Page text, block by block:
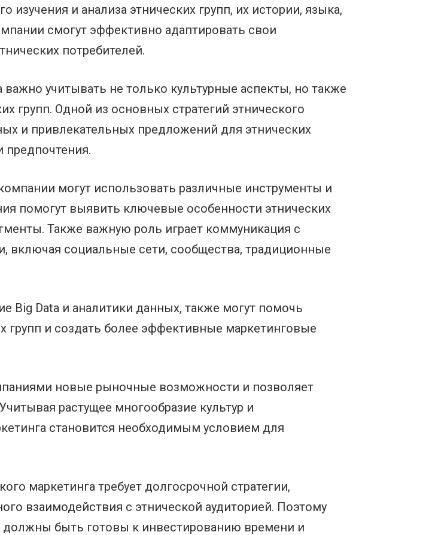
изучения и анализа этнических групп, их истории, языка,
смогут эффективно адаптировать свои
потребителей.
учитывать не только культурные аспекты, но также
групп. Одной из основных стратегий этнического
и привлекательных предложений для этнических
предпочтения.
могут использовать различные инструменты и
помогут выявить ключевые особенности этнических
Также важную роль играет коммуникация с
включая социальные сети, сообщества, традиционные
Big Data и аналитики данных, также могут помочь
групп и создать более эффективные маркетинговые
новые рыночные возможности и позволяет
растущее многообразие культур и
становится необходимым условием для
маркетинга требует долгосрочной стратегии,
взаимодействия с этнической аудиторией. Поэтому
должны быть готовы к инвестированию времени и